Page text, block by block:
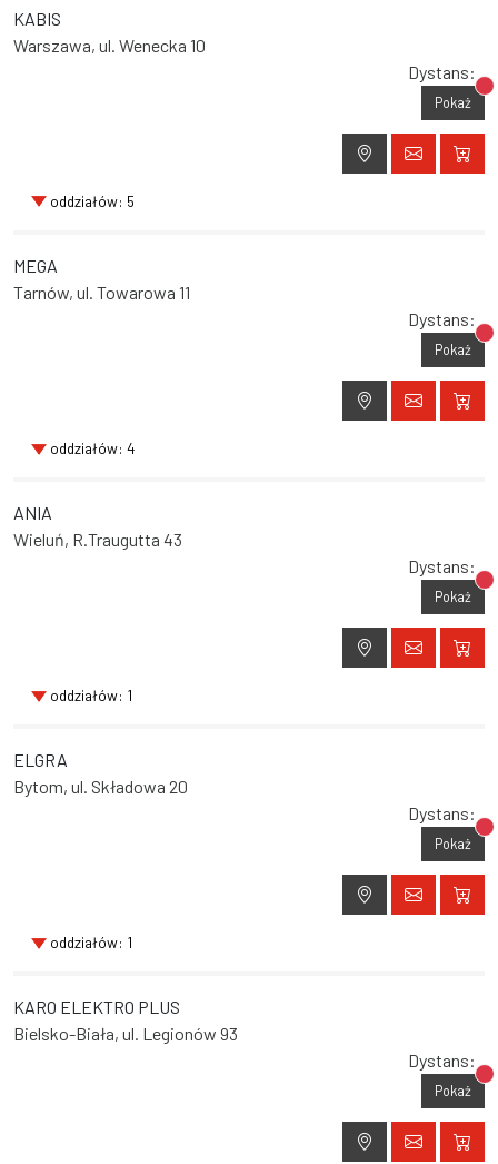
KABIS
Warszawa, ul. Wenecka 10
Dystans:
Pokaż
oddziałów: 5
MEGA
Tarnów, ul. Towarowa 11
Dystans:
Pokaż
oddziałów: 4
ANIA
Wieluń, R.Traugutta 43
Dystans:
Pokaż
oddziałów: 1
ELGRA
Bytom, ul. Składowa 20
Dystans:
Pokaż
oddziałów: 1
KARO ELEKTRO PLUS
Bielsko-Biała, ul. Legionów 93
Dystans:
Pokaż